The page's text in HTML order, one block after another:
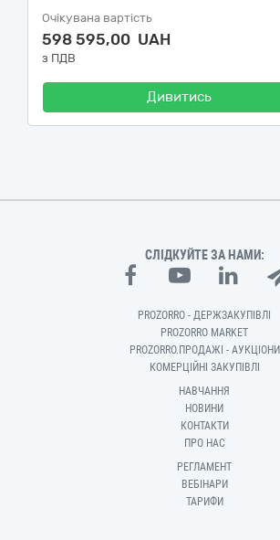
Очікувана вартість
598 595,00 UAH
з ПДВ
Дивитись
СЛІДКУЙТЕ ЗА НАМИ:
PROZORRO - ДЕРЖЗАКУПІВЛІ
PROZORRO MARKET
PROZORRO.ПРОДАЖІ - АУКЦІОНИ
КОМЕРЦІЙНІ ЗАКУПІВЛІ
НАВЧАННЯ
НОВИНИ
КОНТАКТИ
ПРО НАС
РЕГЛАМЕНТ
ВЕБІНАРИ
ТАРИФИ